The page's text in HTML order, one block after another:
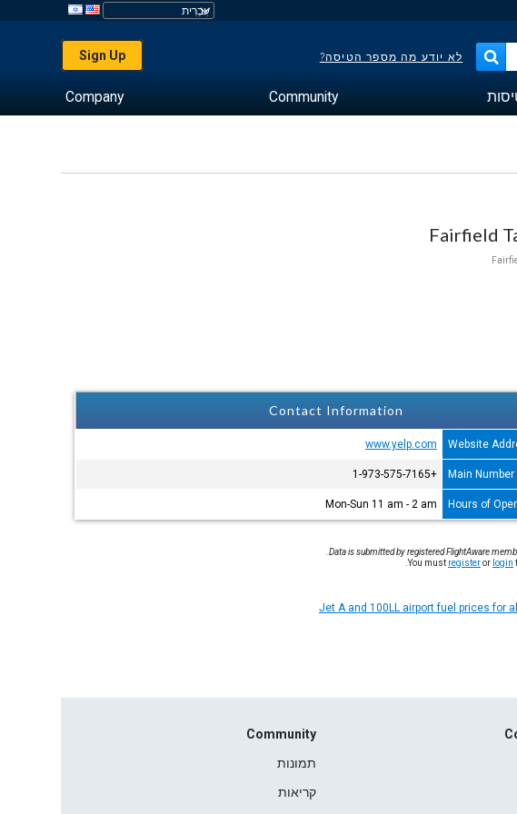
לא יודע מה מספר הטיסה? Sign Up
Community
Company
Fairfield
Contact Information
Website
www.yelp.com
Main Number
+1-973-575-7165
Hours of
Mon-Sun 11 am - 2 am
Data is submitted by registered FlightAware
You must registeror login
Jet A and 100LL airport fuel prices for
Community
תמונות
קריאות